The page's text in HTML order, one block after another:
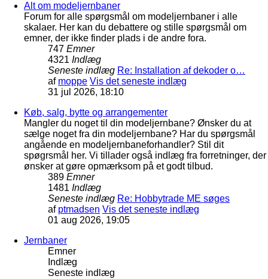
Alt om modeljernbaner
Forum for alle spørgsmål om modeljernbaner i alle
skalaer. Her kan du debattere og stille spørgsmål om
emner, der ikke finder plads i de andre fora.
747 Emner
4321 Indlæg
Seneste indlæg Re: Installation af dekoder o…
af moppe Vis det seneste indlæg
31 jul 2026, 18:10
Køb, salg, bytte og arrangementer
Mangler du noget til din modeljernbane? Ønsker du at
sælge noget fra din modeljernbane? Har du spørgsmål
angående en modeljernbaneforhandler? Stil dit
spøgrsmål her. Vi tillader også indlæg fra forretninger, der
ønsker at gøre opmærksom på et godt tilbud.
389 Emner
1481 Indlæg
Seneste indlæg Re: Hobbytrade ME søges
af ptmadsen Vis det seneste indlæg
01 aug 2026, 19:05
Jernbaner
Emner
Indlæg
Seneste indlæg